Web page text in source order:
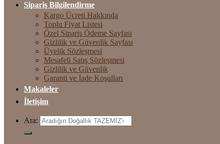
Sipariş Bilgilendirme
Kargo Ücreti Hakkında
Toplu Fiyat Listesi
Özel Sipariş Ödeme Sayfası
Gizlilik ve Güvenlik Sayfası
Üyelik Sözleşmesi
Mesafeli Satış Sözleşmesi
Gizlilik ve Güvenlik
Garanti ve İade Koşulları
Makaleler
İletişim
Ara: